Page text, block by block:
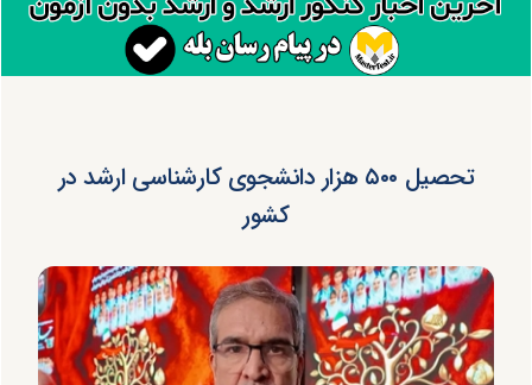
تحصیل ۵۰۰ هزار دانشجوی کارشناسی ارشد در
کشور